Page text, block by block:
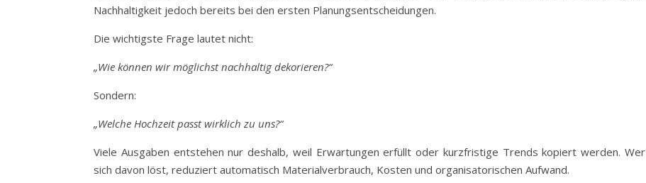
Nachhaltigkeit jedoch bereits bei den ersten Planungsentscheidungen.
Die wichtigste Frage lautet nicht:
„Wie können wir möglichst nachhaltig dekorieren?“
Sondern:
„Welche Hochzeit passt wirklich zu uns?“
Viele Ausgaben entstehen nur deshalb, weil Erwartungen erfüllt oder kurzfristige Trends kopiert werden. Wer
sich davon löst, reduziert automatisch Materialverbrauch, Kosten und organisatorischen Aufwand.